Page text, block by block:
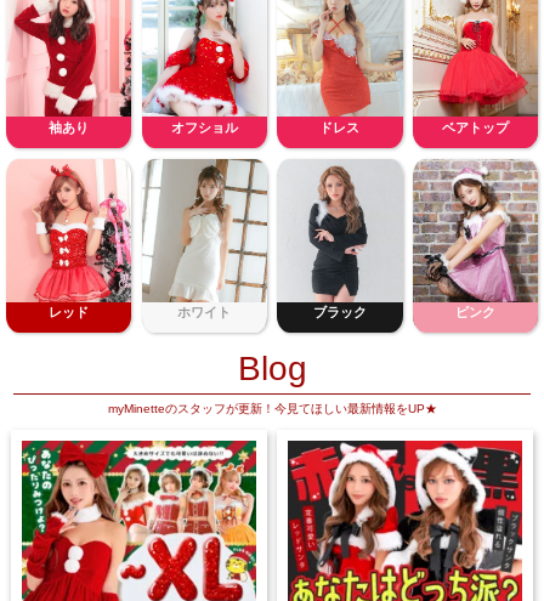
袖あり オフショル ドレス ベアトップ
レッド ホワイト ブラック ピンク
Blog
myMinetteのスタッフが更新！今見てほしい最新情報をUP★